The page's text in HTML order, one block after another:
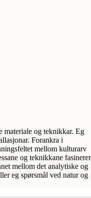
materiale og teknikkar. Eg
Forankra i
mellom kulturarv
og teknikkane fasinerer
mellom det analytiske og
eg spørsmål ved natur og